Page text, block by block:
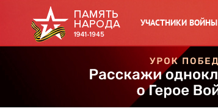
УЧАСТНИКИ ВОЙНЫ